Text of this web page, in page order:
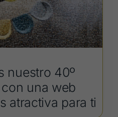
nuestro 40º
una web
atractiva para ti